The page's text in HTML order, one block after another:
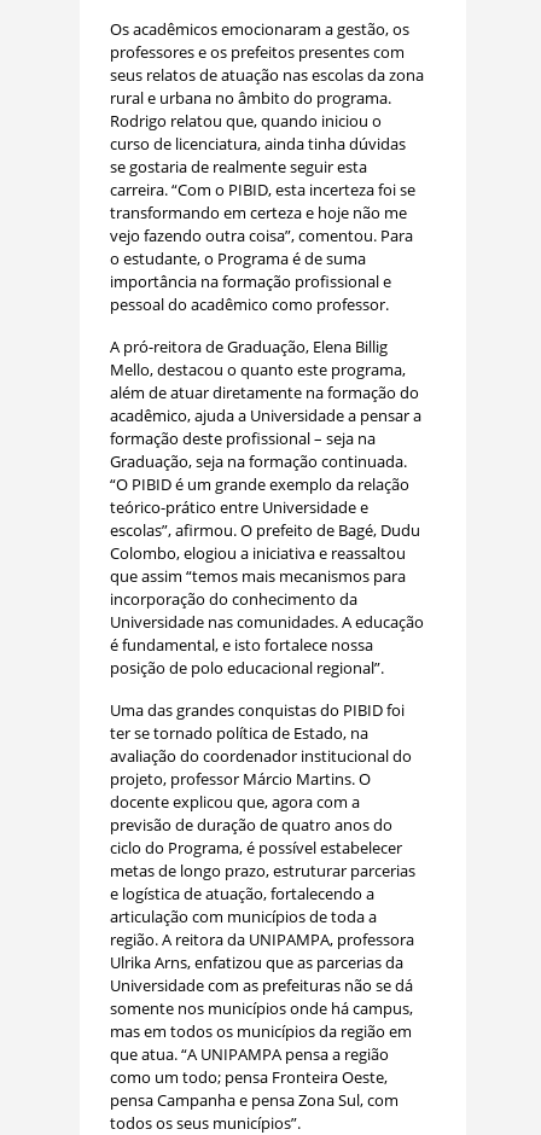
Os acadêmicos emocionaram a gestão, os
professores e os prefeitos presentes com
seus relatos de atuação nas escolas da zona
rural e urbana no âmbito do programa.
Rodrigo relatou que, quando iniciou o
curso de licenciatura, ainda tinha dúvidas
se gostaria de realmente seguir esta
carreira. “Com o PIBID, esta incerteza foi se
transformando em certeza e hoje não me
vejo fazendo outra coisa”, comentou. Para
o estudante, o Programa é de suma
importância na formação profissional e
pessoal do acadêmico como professor.
A pró-reitora de Graduação, Elena Billig
Mello, destacou o quanto este programa,
além de atuar diretamente na formação do
acadêmico, ajuda a Universidade a pensar a
formação deste profissional – seja na
Graduação, seja na formação continuada.
“O PIBID é um grande exemplo da relação
teórico-prático entre Universidade e
escolas”, afirmou. O prefeito de Bagé, Dudu
Colombo, elogiou a iniciativa e reassaltou
que assim “temos mais mecanismos para
incorporação do conhecimento da
Universidade nas comunidades. A educação
é fundamental, e isto fortalece nossa
posição de polo educacional regional”.
Uma das grandes conquistas do PIBID foi
ter se tornado política de Estado, na
avaliação do coordenador institucional do
projeto, professor Márcio Martins. O
docente explicou que, agora com a
previsão de duração de quatro anos do
ciclo do Programa, é possível estabelecer
metas de longo prazo, estruturar parcerias
e logística de atuação, fortalecendo a
articulação com municípios de toda a
região. A reitora da UNIPAMPA, professora
Ulrika Arns, enfatizou que as parcerias da
Universidade com as prefeituras não se dá
somente nos municípios onde há campus,
mas em todos os municípios da região em
que atua. “A UNIPAMPA pensa a região
como um todo; pensa Fronteira Oeste,
pensa Campanha e pensa Zona Sul, com
todos os seus municípios”.